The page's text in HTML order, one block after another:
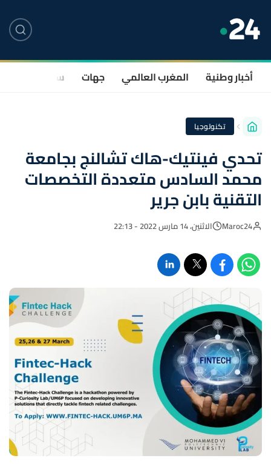
أخبار وطنية المغرب العالمي جهات سياسة
تكنولوجيا
تحدي فينتيك-هاك تشالنج بجامعة
محمد السادس متعددة التخصصات
التقنية بابن جرير
Maroc24 الاثنين، 14 مارس 2022 - 22:13